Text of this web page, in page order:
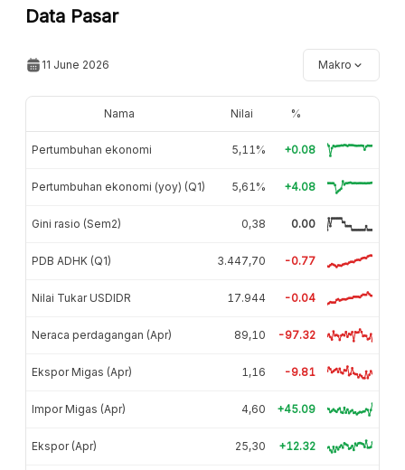
Data Pasar
11 June 2026 Makro
Nama Nilai %
Pertumbuhan ekonomi 5,11% +0.08
Pertumbuhan ekonomi (yoy) (Q1) 5,61% +4.08
Gini rasio (Sem2) 0,38 0.00
PDB ADHK (Q1) 3.447,70 -0.77
Nilai Tukar USDIDR 17.944 -0.04
Neraca perdagangan (Apr) 89,10 -97.32
Ekspor Migas (Apr) 1,16 -9.81
Impor Migas (Apr) 4,60 +45.09
Ekspor (Apr) 25,30 +12.32